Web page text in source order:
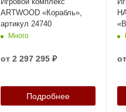
ARTWOOD «Корабль»,
артикул 24740
Много
от 2 297 295 ₽
Подробнее